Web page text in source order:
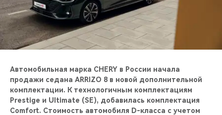
CHERY И СПОРТ
НАШИ МЕРОПРИЯТИЯ
CHERY ДЛЯ ДЕТЕЙ
Автомобильная марка CHERY в России начала
продажи седана ARRIZO 8 в новой дополнительной
комплектации. К технологичным комплектациям
Prestige и Ultimate (SE), добавилась комплектация
Comfort. Стоимость автомобиля D-класса с учетом